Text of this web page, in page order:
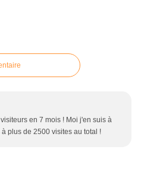
en 7 mois ! Moi j'en suis à
plus de 2500 visites au total !